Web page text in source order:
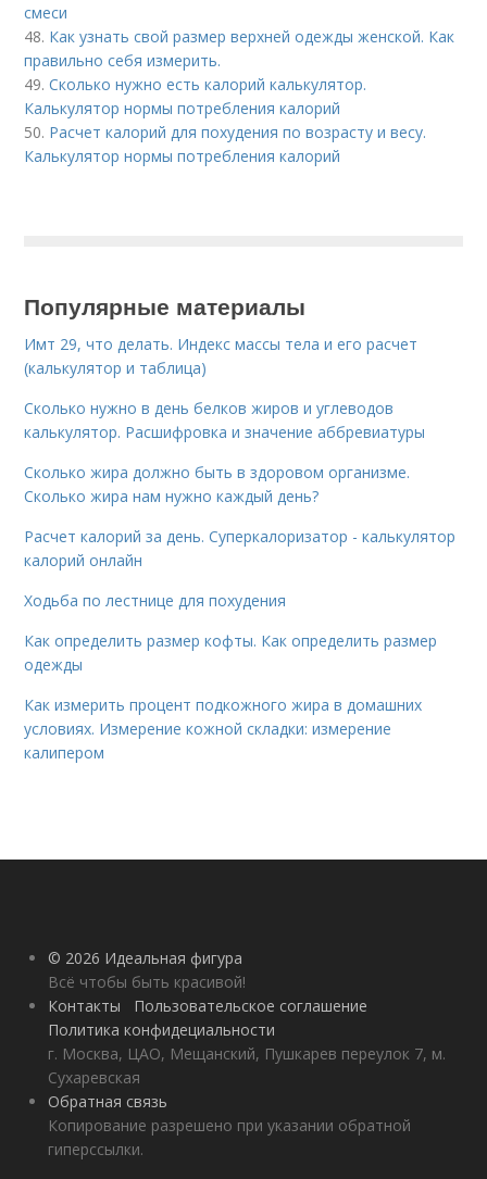
смеси
48. Как узнать свой размер верхней одежды женской. Как
правильно себя измерить.
49.Сколько нужно есть калорий калькулятор.
Калькулятор нормы потребления калорий
50. Расчет калорий для похудения по возрасту и весу.
Калькулятор нормы потребления калорий
Популярные материалы
Имт 29, что делать. Индекс массы тела и его расчет
(калькулятор и таблица)
Сколько нужно в день белков жиров и углеводов
калькулятор. Расшифровка и значение аббревиатуры
Сколько жира должно быть в здоровом организме.
Сколько жира нам нужно каждый день?
Расчет калорий за день. Суперкалоризатор - калькулятор
калорий онлайн
Ходьба по лестнице для похудения
Как определить размер кофты. Как определить размер
одежды
Как измерить процент подкожного жира в домашних
условиях. Измерение кожной складки: измерение
калипером
© 2026 Идеальная фигура
Всё чтобы быть красивой!
Контакты
Пользовательское соглашение
Политика конфидециальности
г. Москва, ЦАО, Мещанский, Пушкарев переулок 7, м.
Сухаревская
Обратная связь
Копирование разрешено при указании обратной
гиперссылки.